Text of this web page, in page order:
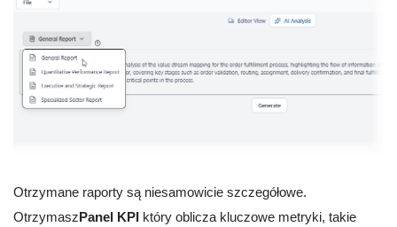
Otrzymane raporty są niesamowicie szczegółowe.
OtrzymaszPanel KPI który oblicza kluczowe metryki, takie